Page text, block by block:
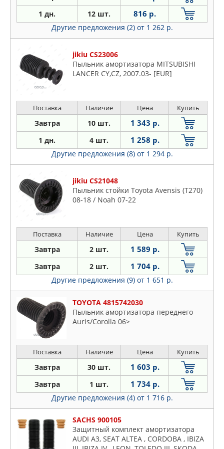
1 дн. 12 шт. 816 р.
Другие предложения (2) от 1 262 р.
jikiu CS23006
Пыльник амортизатора MITSUBISHI
LANCER CY,CZ, 2007.03- [EUR]
Поставка Наличие Цена Купить
Завтра 10 шт. 1 343 р.
1 дн. 4 шт. 1 258 р.
Другие предложения (8) от 1 294 р.
jikiu CS21048
Пыльник стойки Toyota Avensis (T270)
08-18 / Noah 07-22
Поставка Наличие Цена Купить
Завтра 2 шт. 1 589 р.
Завтра 2 шт. 1 704 р.
Другие предложения (9) от 1 651 р.
TOYOTA 4815742030
Пыльник амортизатора переднего
Auris/Corolla 06>
Поставка Наличие Цена Купить
Завтра 30 шт. 1 603 р.
Завтра 1 шт. 1 734 р.
Другие предложения (4) от 1 716 р.
SACHS 900105
Защитный комплект амортизатора
AUDI A3, SEAT ALTEA , CORDOBA , IBIZA